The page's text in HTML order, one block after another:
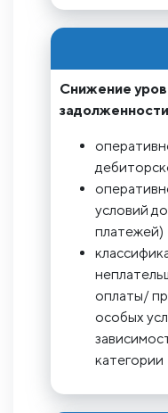
Снижение
задолженности
условий
платежей)
оплаты/
особых
категории